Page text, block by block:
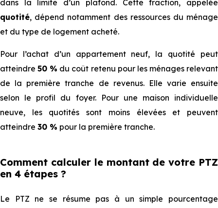
dans la limite d’un plafond. Cette fraction, appelée
quotité, dépend notamment des ressources du ménage
et du type de logement acheté.
Pour l’achat d’un appartement neuf, la quotité peut
atteindre50 % du coût retenu pour les ménages relevant
de la première tranche de revenus. Elle varie ensuite
selon le profil du foyer. Pour une maison individuelle
neuve, les quotités sont moins élevées et peuvent
atteindre 30 % pour la première tranche.
Comment calculer le montant de votre PTZ
en 4 étapes ?
Le PTZ ne se résume pas à un simple pourcentage